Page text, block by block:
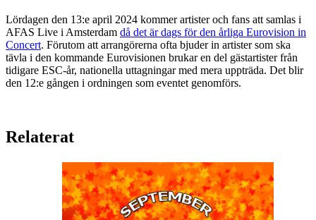
Lördagen den 13:e april 2024 kommer artister och fans att samlas i
AFAS Live i Amsterdam då det är dags för den årliga Eurovision in
Concert. Förutom att arrangörerna ofta bjuder in artister som ska
tävla i den kommande Eurovisionen brukar en del gästartister från
tidigare ESC-år, nationella uttagningar med mera uppträda. Det blir
den 12:e gången i ordningen som eventet genomförs.
Relaterat